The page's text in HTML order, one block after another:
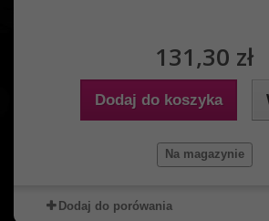
131,30 zł
Dodaj do koszyka
Na magazynie
Dodaj do porówania